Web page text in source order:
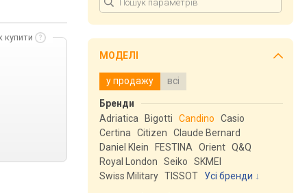
купити
МОДЕЛІ
у продажу всі
Бренди
Adriatica
Bigotti Candino
Casio
Certina
Citizen
Claude Bernard
Daniel Klein
FESTINA Orient Q&Q
Royal London
Seiko
SKMEI
Swiss Military TISSOT
Усі бренди